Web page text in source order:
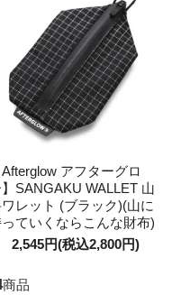
Afterglow アフターグロ
SANGAKU WALLET 山
レット (ブラック)(山に
ていくならこんな財布)
2,545円(税込2,800円)
商品